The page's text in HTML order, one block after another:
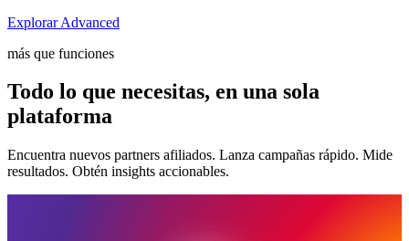
Explorar Advanced
más que funciones
Todo lo que necesitas, en una sola
plataforma
Encuentra nuevos partners afiliados. Lanza campañas rápido. Mide
resultados. Obtén insights accionables.